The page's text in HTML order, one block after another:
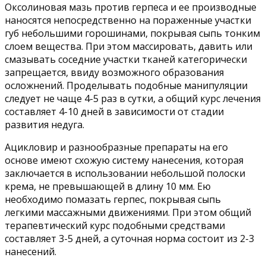
Оксолиновая мазь против герпеса и ее производные
наносятся непосредственно на пораженные участки
губ небольшими горошинами, покрывая сыпь тонким
слоем вещества. При этом массировать, давить или
смазывать соседние участки тканей категорически
запрещается, ввиду возможного образования
осложнений. Проделывать подобные манипуляции
следует не чаще 4-5 раз в сутки, а общий курс лечения
составляет 4-10 дней в зависимости от стадии
развития недуга.
Ацикловир и разнообразные препараты на его
основе имеют схожую систему нанесения, которая
заключается в использовании небольшой полоски
крема, не превышающей в длину 10 мм. Ею
необходимо помазать герпес, покрывая сыпь
легкими массажными движениями. При этом общий
терапевтический курс подобными средствами
составляет 3-5 дней, а суточная норма состоит из 2-3
нанесений.